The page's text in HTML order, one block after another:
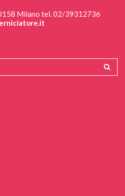
Milano tel. 02/39312736